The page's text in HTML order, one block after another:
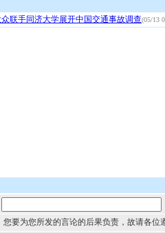
联手同济大学展开中国交通事故调查(05/13
您要为您所发的言论的后果负责，故请各位